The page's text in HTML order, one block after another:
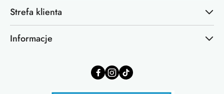
Strefa klienta
Informacje